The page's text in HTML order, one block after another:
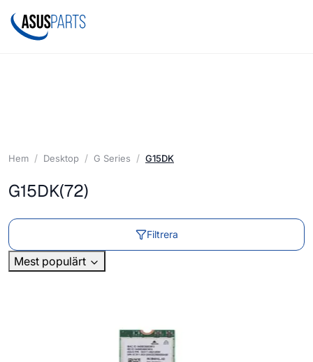
Hem Desktop G Series G15DK
G15DK(72)
Filtrera
Mest populärt